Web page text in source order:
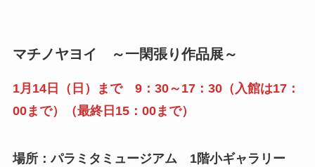
マチノヤヨイ ～一閑張り作品展～
1月14日（日）まで 9：30～17：30（入館は17：
00まで）（最終日15：00まで）
場所：パラミタミュージアム 1階小ギャラリー